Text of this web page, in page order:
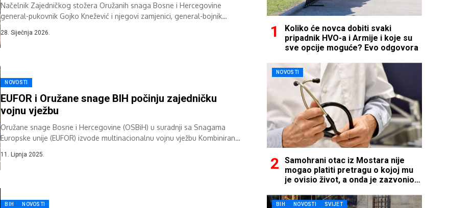
Načelnik Zajedničkog stožera Oružanih snaga Bosne i Hercegovine
general-pukovnik Gojko Knežević i njegovi zamjenici, general-bojnik
28. Siječnja 2026.
NOVOSTI
EUFOR i Oružane snage BIH počinju zajedničku
vojnu vježbu
Oružane snage Bosne i Hercegovine (OSBiH) u suradnji sa Snagama
Europske unije (EUFOR) izvode multinacionalnu vojnu vježbu Kombinirani
11. Lipnja 2025.
BIH NOVOSTI
Koliko će novca dobiti svaki
pripadnik HVO-a i Armije i koje su
sve opcije moguće? Evo odgovora
NOVOSTI
Samohrani otac iz Mostara nije
mogao platiti pretragu o kojoj mu
je ovisio život, a onda je zazvonio
BIH NOVOSTI SVIJET